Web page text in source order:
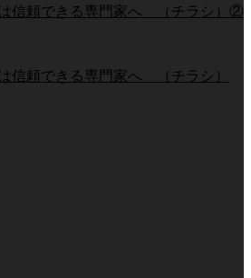
信頼できる専門家へ （チラシ）②
信頼できる専門家へ （チラシ）